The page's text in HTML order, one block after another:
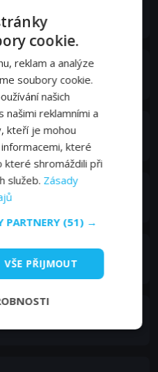
cookie.
reklam a analýze
soubory cookie.
našich
našimi reklamními a
kteří je mohou
které
shromáždili při
služeb. Zásady
PARTNERY (51) →
VŠE PŘIJMOUT